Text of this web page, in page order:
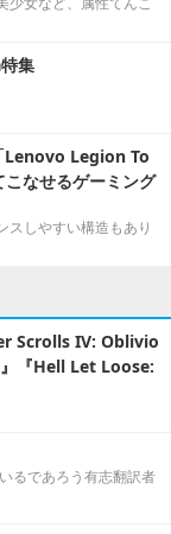
集
Lenovo Legion To
なせるゲーミング
スしやすい構造もあり
Scrolls IV: Oblivio
『Hell Let Loose:
るであろう有志翻訳者